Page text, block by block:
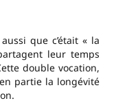
que c’était « la
leur temps
double vocation,
partie la longévité